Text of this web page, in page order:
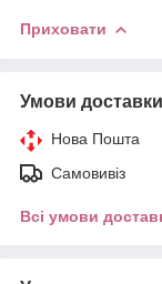
Приховати
Умови доставки
Нова Пошта
Самовивіз
Всі умови